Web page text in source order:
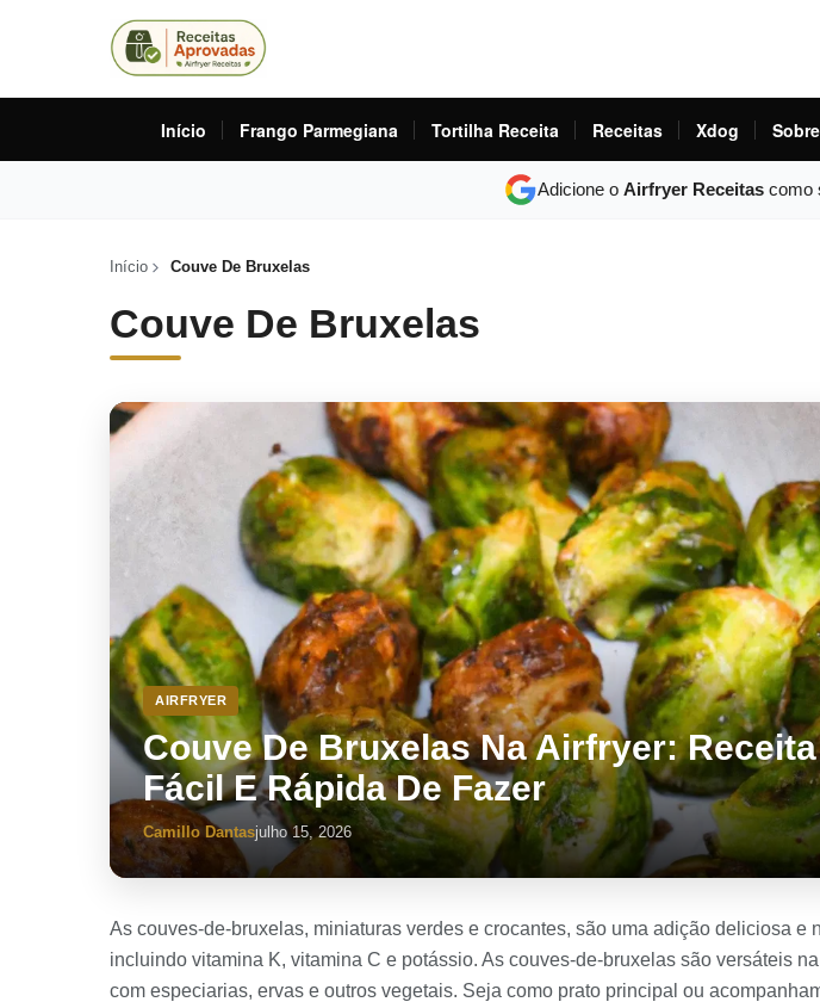
Início Frango Parmegiana Tortilha Receita Receitas Xdog
Adicione o Airfryer Receitas como
Início Couve De Bruxelas
Couve De Bruxelas
AIRFRYER
Couve De Bruxelas Na Airfryer: Receita
Fácil E Rápida De Fazer
Camillo Dantasjulho 15, 2026
As couves-de-bruxelas, miniaturas verdes e crocantes, são uma adição deliciosa
incluindo vitamina K, vitamina C e potássio. As couves-de-bruxelas são versáteis
com especiarias, ervas e outros vegetais. Seja como prato principal ou